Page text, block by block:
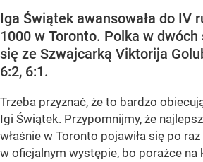
Iga Świątek awansowała do IV
1000 w Toronto. Polka w dwóch
się ze Szwajcarką Viktorija
6:2, 6:1.
Trzeba przyznać, że to bardzo
Igi Świątek. Przypomnijmy, że
właśnie w Toronto pojawiła się po
w oficjalnym występie, bo porażce na